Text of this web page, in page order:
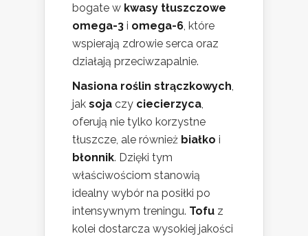
bogate w kwasy tłuszczowe
omega-3 i omega-6 , które
wspierają zdrowie serca oraz
działają przeciwzapalnie.
Nasiona roślin strączkowych
jak soja czy ciecierzyca
oferują nie tylko korzystne
tłuszcze, ale również białko i
błonnik. Dzięki tym
właściwościom stanowią
idealny wybór na posiłki po
intensywnym treningu. Tofu z
kolei dostarcza wysokiej jakości